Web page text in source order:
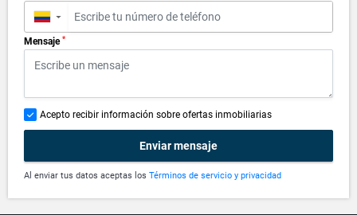
▼
Mensaje *
Acepto recibir información sobre ofertas inmobiliarias
Enviar mensaje
Al enviar tus datos aceptas los Términos de servicio y privacidad